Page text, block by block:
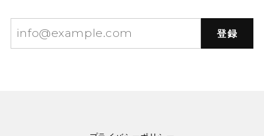
登録